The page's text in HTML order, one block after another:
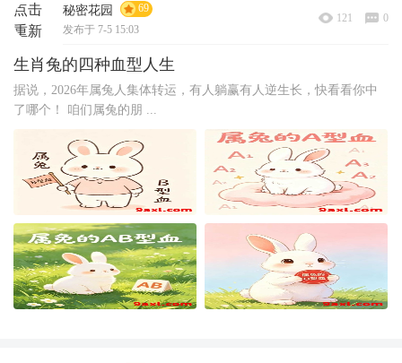
点击
重新
121 0
秘密花园
69
发布于 7-5 15:03
生肖兔的四种血型人生
据说，2026年属兔人集体转运，有人躺赢有人逆生长，快看看你中
了哪个！ 咱们属兔的朋 ...